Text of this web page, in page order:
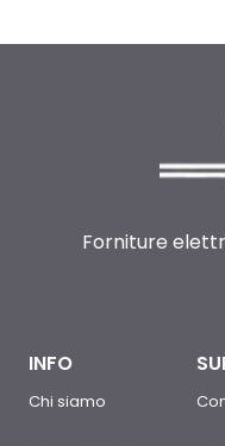
Forniture
INFO
Chi siamo